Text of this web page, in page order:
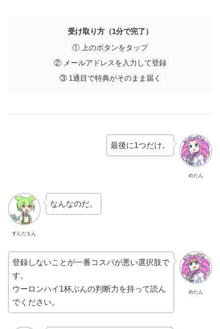
受け取り方（1分で完了）
① 上のボタンをタップ
② メールアドレスを入力して登録
③ 1通目で特典がそのまま届く
めたん
最後に1つだけ。
ずんだもん
なんなのだ。
めたん
登録しないことが一番コスパが悪い選択肢で
す。
ウーロンハイ1杯ぶんの判断力を持って読ん
でください。